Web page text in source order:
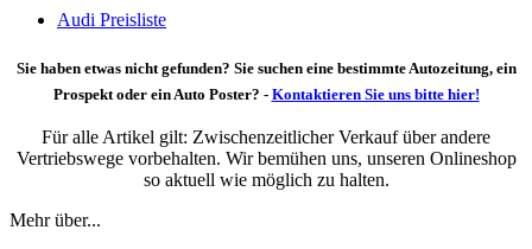
Audi Preisliste
Sie haben etwas nicht gefunden? Sie suchen eine bestimmte Autozeitung, ein
Prospekt oder ein Auto Poster? - Kontaktieren Sie uns bitte hier!
Für alle Artikel gilt: Zwischenzeitlicher Verkauf über andere
Vertriebswege vorbehalten. Wir bemühen uns, unseren Onlineshop
so aktuell wie möglich zu halten.
Mehr über...